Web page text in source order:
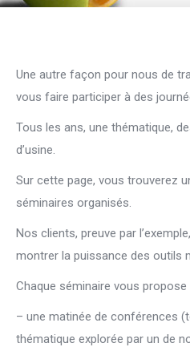
Une autre façon pour nous de
vous faire participer à des
Tous les ans, une thématique,
d’usine.
Sur cette page, vous trouverez
séminaires organisés.
Nos clients, preuve par
montrer la puissance des outils
Chaque séminaire vous propose
– une matinée de conférences
thématique explorée par un de